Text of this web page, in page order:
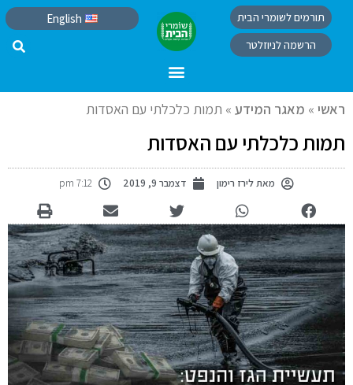
תורמים לשומרי הבית
הרשמה לניוזלטר
English
ראשי » מאגר המידע » תמות כלכלתי עם האסדות
תמות כלכלתי עם האסדות
מאתלירז רימון דצמבר 9, 2019 7:12 pm